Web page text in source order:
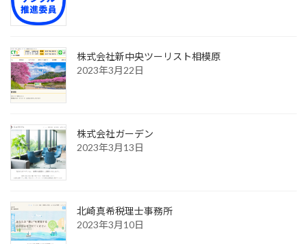
株式会社新中央ツーリスト相模原
2023年3月22日
株式会社ガーデン
2023年3月13日
北崎真希税理士事務所
2023年3月10日